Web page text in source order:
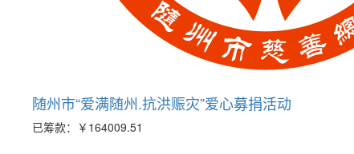
随州市“爱满随州.抗洪赈灾”爱心募捐活动
已筹款： ￥164009.51